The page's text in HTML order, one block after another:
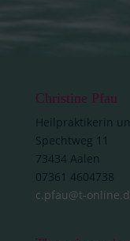
Christine Pfau
Heilpraktikerin
Spechtweg 11
73434 Aalen
07361 4604738
c.pfau@t-